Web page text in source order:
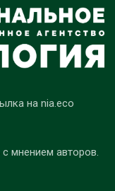
на nia.eco
мнением авторов.